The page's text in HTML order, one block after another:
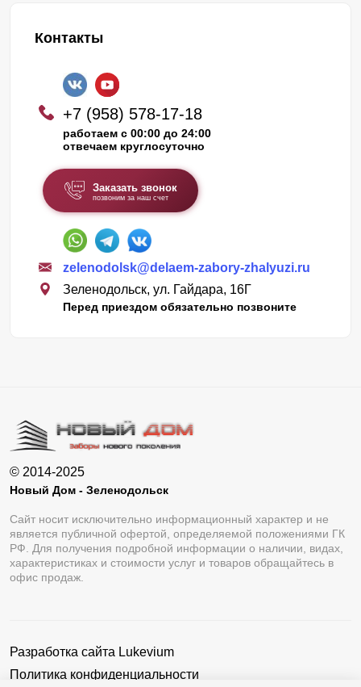
Контакты
+7 (958) 578-17-18
работаем с 00:00 до 24:00
отвечаем круглосуточно
Заказать звонок
позвоним за наш счет
zelenodolsk@delaem-zabory-zhalyuzi.ru
Зеленодольск, ул. Гайдара, 16Г
Перед приездом обязательно позвоните
© 2014-2025
Новый Дом - Зеленодольск
Сайт носит исключительно информационный характер и не
является публичной офертой, определяемой положениями ГК
РФ. Для получения подробной информации о наличии, видах,
характеристиках и стоимости услуг и товаров обращайтесь в
офис продаж.
Разработка сайта Lukevium
Политика конфиденциальности